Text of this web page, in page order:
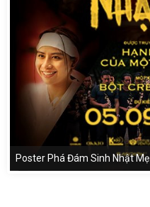
Poster Phá Đám Sinh Nhật Mẹ